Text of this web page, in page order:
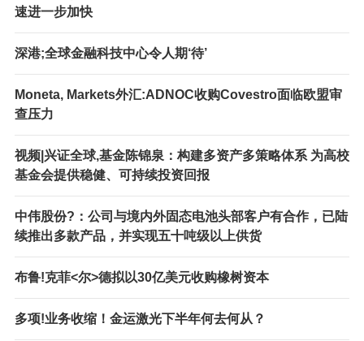
速进一步加快
深港;全球金融科技中心令人期‘待’
Moneta, Markets外汇:ADNOC收购Covestro面临欧盟审
查压力
视频|兴证全球,基金陈锦泉：构建多资产多策略体系 为高校
基金会提供稳健、可持续投资回报
中伟股份?：公司与境内外固态电池头部客户有合作，已陆
续推出多款产品，并实现五十吨级以上供货
布鲁!克菲<尔>德拟以30亿美元收购橡树资本
多项!业务收缩！金运激光下半年何去何从？